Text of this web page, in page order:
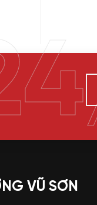
VŨ SƠN